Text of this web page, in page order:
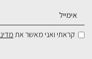
קראתי ואני מאשר את